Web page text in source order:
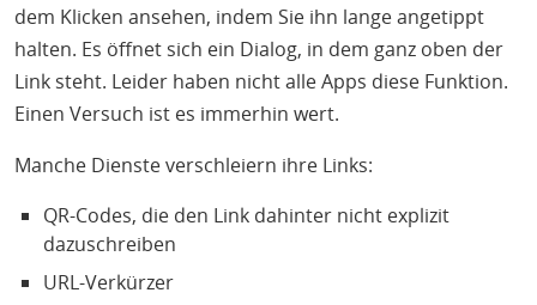
dem Klicken ansehen, indem Sie ihn lange angetippt
halten. Es öffnet sich ein Dialog, in dem ganz oben der
Link steht. Leider haben nicht alle Apps diese Funktion.
Einen Versuch ist es immerhin wert.
Manche Dienste verschleiern ihre Links:
QR-Codes, die den Link dahinter nicht explizit
dazuschreiben
URL-Verkürzer